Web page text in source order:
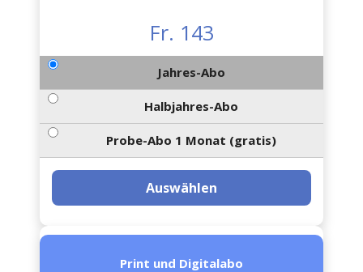
Fr. 143
Jahres-Abo
Halbjahres-Abo
Probe-Abo 1 Monat (gratis)
Auswählen
Print und Digitalabo